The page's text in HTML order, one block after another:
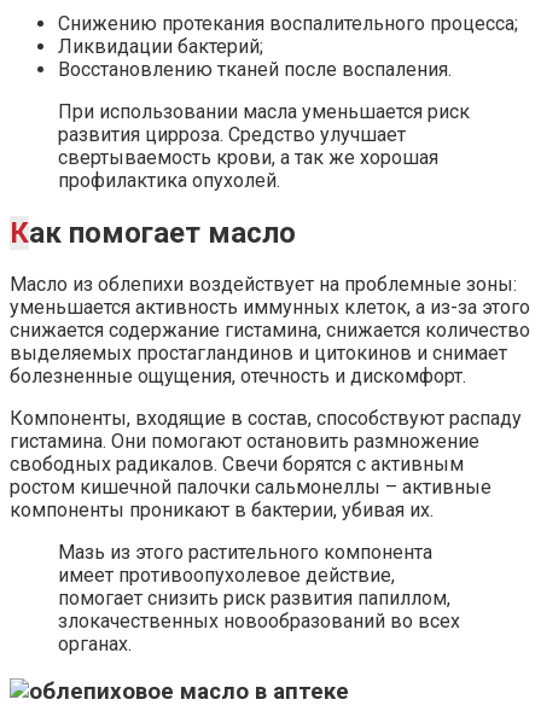
Снижению протекания воспалительного процесса;
Ликвидации бактерий;
Восстановлению тканей после воспаления.
При использовании масла уменьшается риск
развития цирроза. Средство улучшает
свертываемость крови, а так же хорошая
профилактика опухолей.
Как помогает масло
Масло из облепихи воздействует на проблемные зоны:
уменьшается активность иммунных клеток, а из-за этого
снижается содержание гистамина, снижается количество
выделяемых простагландинов и цитокинов и снимает
болезненные ощущения, отечность и дискомфорт.
Компоненты, входящие в состав, способствуют распаду
гистамина. Они помогают остановить размножение
свободных радикалов. Свечи борятся с активным
ростом кишечной палочки сальмонеллы – активные
компоненты проникают в бактерии, убивая их.
Мазь из этого растительного компонента
имеет противоопухолевое действие,
помогает снизить риск развития папиллом,
злокачественных новообразований во всех
органах.